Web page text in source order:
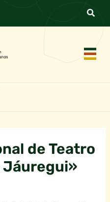
de Teatro
Jáuregui»